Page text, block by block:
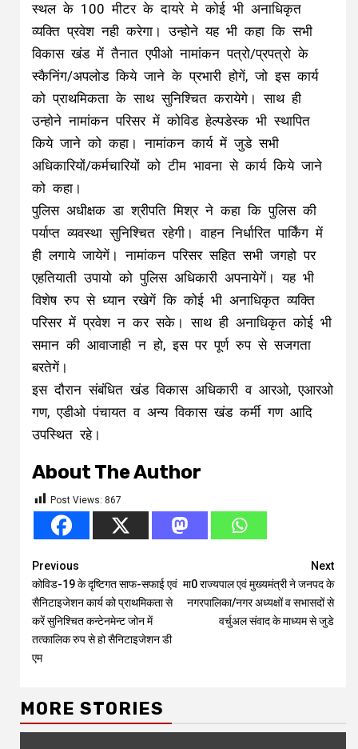
स्थल के 100 मीटर के दायरे मे कोई भी अनाधिकृत
व्यक्ति प्रवेश नही करेगा। उन्होने यह भी कहा कि सभी
विकास खंड में तैनात एपीओ नामांकन पत्रो/प्रपत्रो के
स्कैनिंग/अपलोड किये जाने के प्रभारी होगें, जो इस कार्य
को प्राथमिकता के साथ सुनिश्चित करायेगे। साथ ही
उन्होने नामांकन परिसर में कोविड हेल्पडेस्क भी स्थापित
किये जाने को कहा। नामांकन कार्य में जुडे सभी
अधिकारियों/कर्मचारियों को टीम भावना से कार्य किये जाने
को कहा।
पुलिस अधीक्षक डा श्रीपति मिश्र ने कहा कि पुलिस की
पर्याप्त व्यवस्था सुनिश्चित रहेगी। वाहन निर्धारित पार्किंग में
ही लगाये जायेगें। नामांकन परिसर सहित सभी जगहो पर
एहतियाती उपायो को पुलिस अधिकारी अपनायेगें। यह भी
विशेष रुप से ध्यान रखेगें कि कोई भी अनाधिकृत व्यक्ति
परिसर में प्रवेश न कर सके। साथ ही अनाधिकृत कोई भी
समान की आवाजाही न हो, इस पर पूर्ण रुप से सजगता
बरतेगें।
इस दौरान संबंधित खंड विकास अधिकारी व आरओ, एआरओ
गण, एडीओ पंचायत व अन्य विकास खंड कर्मी गण आदि
उपस्थित रहे।
About The Author
Post Views: 867
Continue
Reading
Previous
कोविड-19 के दृष्टिगत साफ-सफाई एवं
सैनिटाइजेशन कार्य को प्राथमिकता से
करें सुनिश्चित कन्टेनमेन्ट जोन में
तत्कालिक रुप से हो सैनिटाइजेशन डी
एम
Next
मा0 राज्यपाल एवं मुख्यमंत्री ने जनपद के
नगरपालिका/नगर अध्यक्षों व सभासदों से
वर्चुअल संवाद के माध्यम से जुडे
MORE STORIES